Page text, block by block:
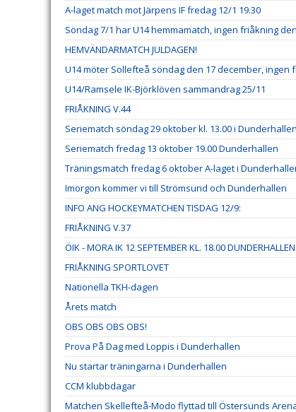
A-laget match mot Järpens IF fredag 12/1 19.30
Söndag 7/1 har U14 hemmamatch, ingen friåkning
HEMVÄNDARMATCH JULDAGEN!
U14 möter Sollefteå söndag den 17 december, ingen
U14/Ramsele IK-Björklöven sammandrag 25/11
FRIÅKNING V.44
Seriematch söndag 29 oktober kl. 13.00 i Dunderhallen
Seriematch fredag 13 oktober 19.00 Dunderhallen
Träningsmatch fredag 6 oktober A-laget i
Imorgon kommer vi till Strömsund och Dunderhallen
INFO ANG HOCKEYMATCHEN TISDAG 12/9:
FRIÅKNING V.37
ÖIK - MORA IK 12 SEPTEMBER KL. 18.00 DUNDERHALLEN
FRIÅKNING SPORTLOVET
Nationella TKH-dagen
Årets match
OBS OBS OBS OBS!
Prova På Dag med Loppis i Dunderhallen
Nu startar träningarna i Dunderhallen
CCM klubbdagar
Matchen Skellefteå-Modo flyttad till Östersunds